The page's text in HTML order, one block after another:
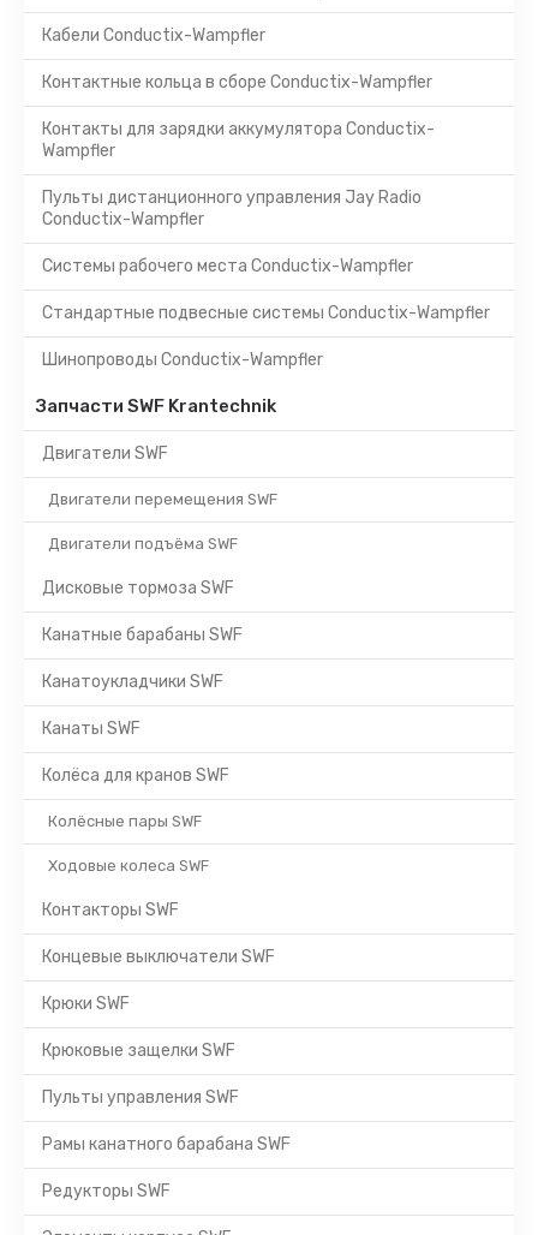
Кабели Conductix-Wampfler
Контактные кольца в сборе Conductix-Wampfler
Контакты для зарядки аккумулятора Conductix-
Wampfler
Пульты дистанционного управления Jay Radio
Conductix-Wampfler
Системы рабочего места Conductix-Wampfler
Стандартные подвесные системы Conductix-Wampfler
Шинопроводы Conductix-Wampfler
Запчасти SWF Krantechnik
Двигатели SWF
Двигатели перемещения SWF
Двигатели подъёма SWF
Дисковые тормоза SWF
Канатные барабаны SWF
Канатоукладчики SWF
Канаты SWF
Колёса для кранов SWF
Колёсные пары SWF
Ходовые колеса SWF
Контакторы SWF
Концевые выключатели SWF
Крюки SWF
Крюковые защелки SWF
Пульты управления SWF
Рамы канатного барабана SWF
Редукторы SWF